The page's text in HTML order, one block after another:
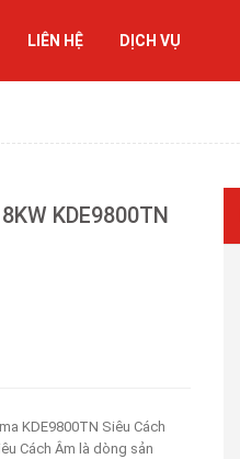
LIÊN HỆ DỊCH VỤ
KDE9800TN
KDE9800TN Siêu Cách
Cách Âm là dòng sản